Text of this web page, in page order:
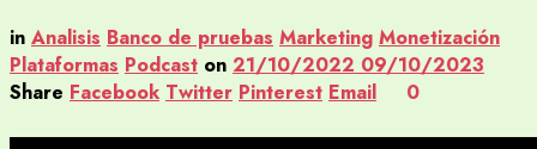
in Analisis Banco de pruebas Marketing Monetización
Plataformas Podcast on 21/10/2022 09/10/2023
Share Facebook Twitter Pinterest Email 0